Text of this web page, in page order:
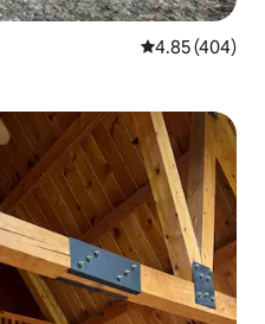
從 404 則評價
4.85 (404)